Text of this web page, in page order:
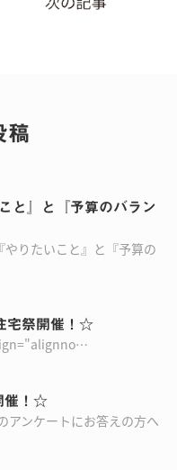
稿
』と『予算のバラン
りたいこと』と『予算の
宅祭開催！☆
催！☆
アンケートにお答えの方へ